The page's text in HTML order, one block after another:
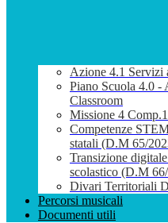
Azione 4.1 Servizi
Piano Scuola 4.0 -
Classroom
Missione 4
Competenze
statali (D.M 65/
Transizione
scolastico (D.M
Divari Territoriali
Percorsi musicali
Documenti utili